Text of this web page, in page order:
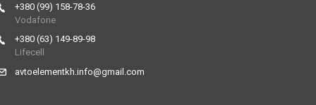
+380 (99) 158-78-36
Vodafone
+380 (63) 149-89-98
Lifecell
avtoelementkh.info@gmail.com